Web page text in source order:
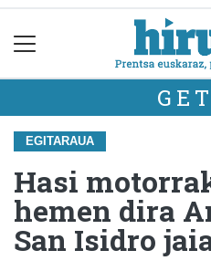
EGITARAUA
Hasi
hemen dira
San Isidro